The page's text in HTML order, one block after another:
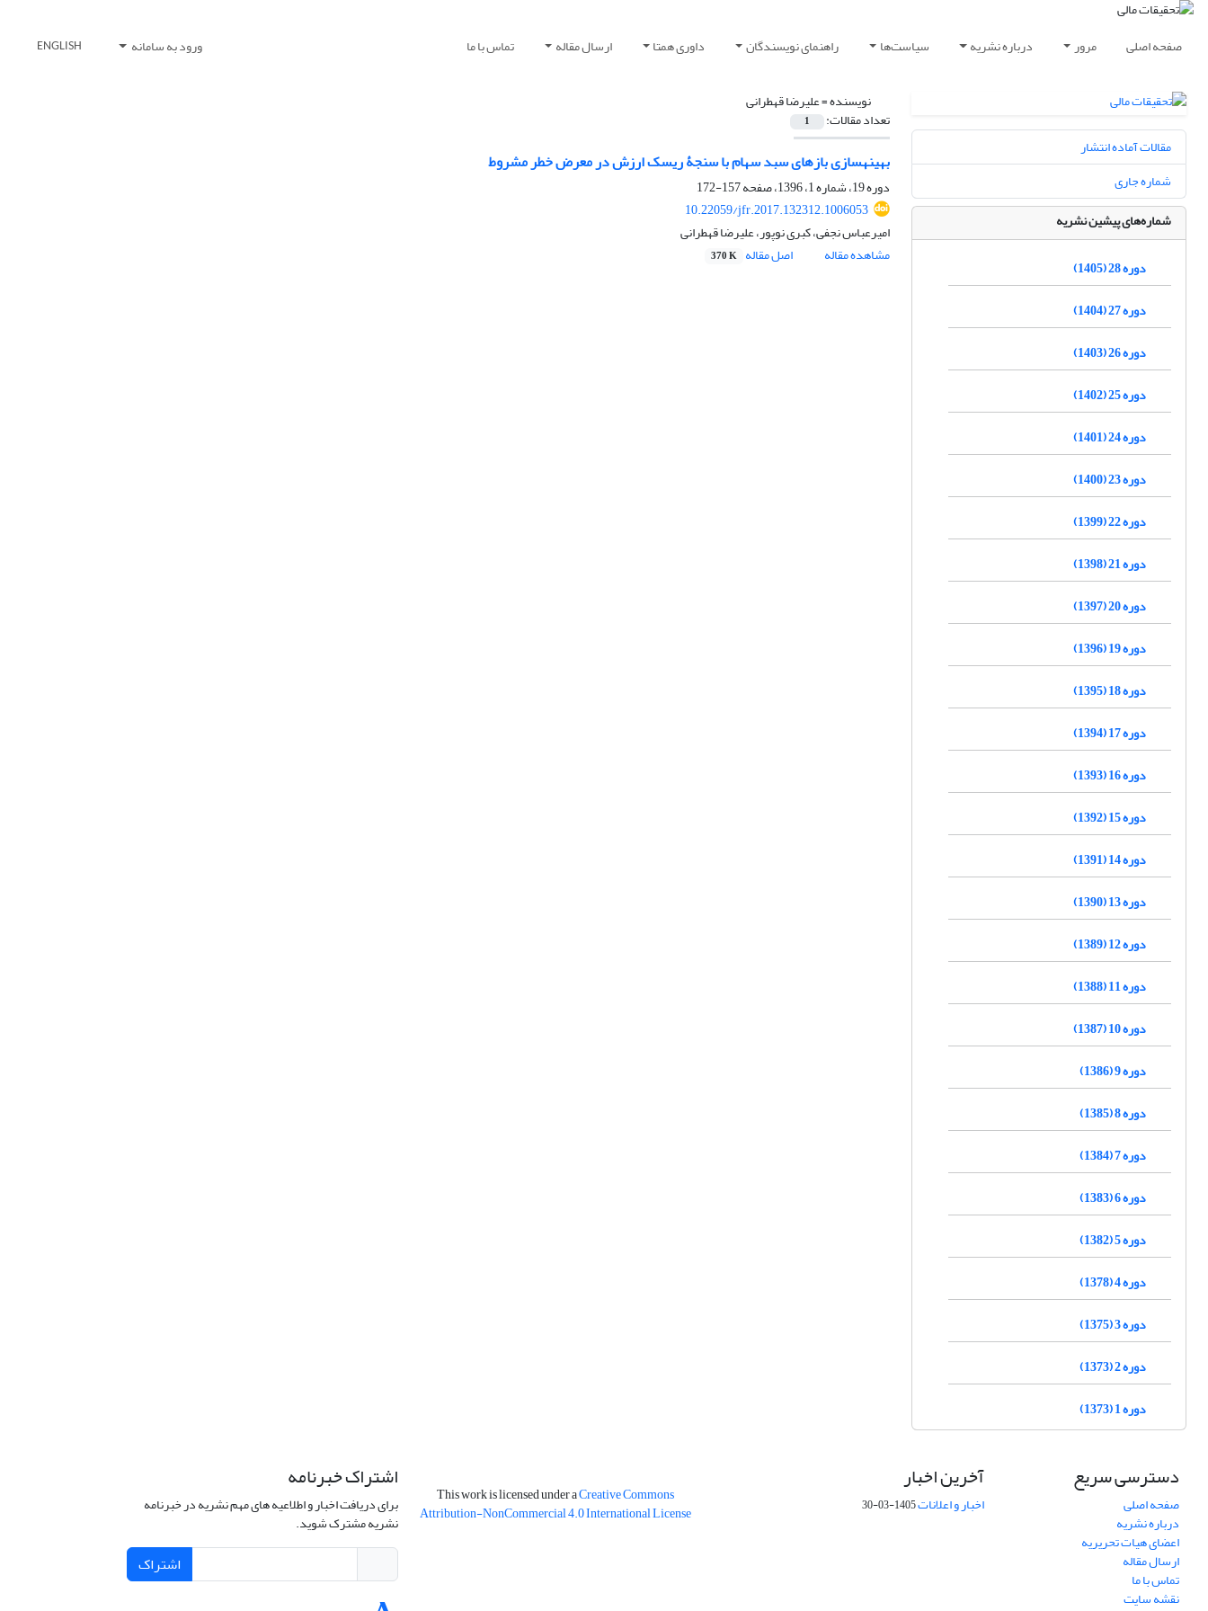
صفحه اصلی مرور درباره نشریه سیاست‌ها راهنمای نویسندگان داوری همتا ارسال مقاله تماس با ما ورود به سامانه ENGLISH
نویسنده =علیرضا قهطرانی
تعداد مقالات: 1
بهینه‎سازی بازه‎ای سبد سهام با سنجۀ ریسک ارزش در معرض خطر مشروط
دوره 19، شماره 1، 1396، صفحه
157-172
10.22059/jfr.2017.132312.1006053
امیرعباس نجفی، کبری نوپور، علیرضا قهطرانی
مشاهده مقاله
اصل مقاله 370 K
مقالات آماده انتشار
شماره جاری
شماره‌های پیشین نشریه
دوره 28 (1405)
دوره 27 (1404)
دوره 26 (1403)
دوره 25 (1402)
دوره 24 (1401)
دوره 23 (1400)
دوره 22 (1399)
دوره 21 (1398)
دوره 20 (1397)
دوره 19 (1396)
دوره 18 (1395)
دوره 17 (1394)
دوره 16 (1393)
دوره 15 (1392)
دوره 14 (1391)
دوره 13 (1390)
دوره 12 (1389)
دوره 11 (1388)
دوره 10 (1387)
دوره 9 (1386)
دوره 8 (1385)
دوره 7 (1384)
دوره 6 (1383)
دوره 5 (1382)
دوره 4 (1378)
دوره 3 (1375)
دوره 2 (1373)
دوره 1 (1373)
دسترسی سریع
صفحه اصلی
درباره نشریه
اعضای هیات تحریریه
ارسال مقاله
تماس با ما
نقشه سایت
آخرین اخبار
اخبار و اعلانات1405-03-30
This work is licensed under aCreative Commons
Attribution-NonCommercial 4.0 International License
اشتراک خبرنامه
برای دریافت اخبار و اطلاعیه های مهم نشریه در خبرنامه
نشریه مشترک شوید.
اشتراک